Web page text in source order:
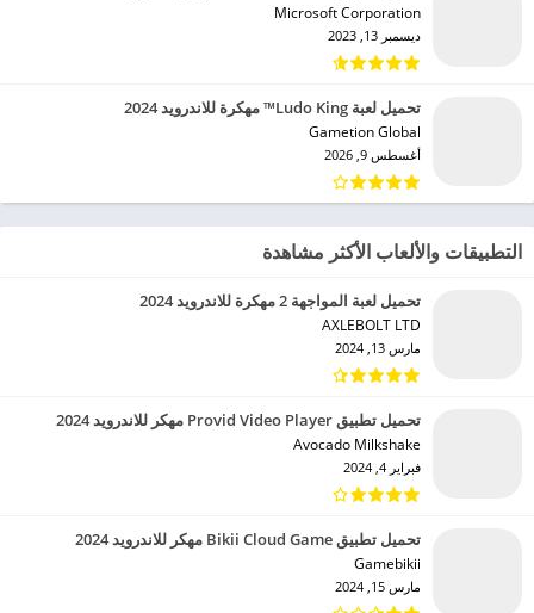
Microsoft Corporation‏
ديسمبر 13, 2023
تحميل لعبة Ludo King™ مهكرة للاندرويد 2024
Gametion Global‏
أغسطس 9, 2026
التطبيقات والألعاب الأكثر مشاهدة
تحميل لعبة المواجهة 2 مهكرة للاندرويد 2024
AXLEBOLT LTD‏
مارس 13, 2024
تحميل تطبيق Provid Video Player مهكر للاندرويد 2024
Avocado Milkshake‏
فبراير 4, 2024
تحميل تطبيق Bikii Cloud Game مهكر للاندرويد 2024
Gamebikii‏
مارس 15, 2024